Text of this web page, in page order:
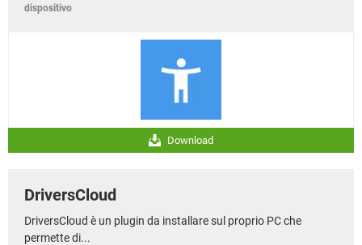
dispositivo
Download
DriversCloud
DriversCloud è un plugin da installare sul proprio PC che
permette di...